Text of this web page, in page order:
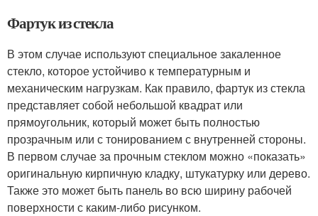
Фартук из стекла
В этом случае используют специальное закаленное
стекло, которое устойчиво к температурным и
механическим нагрузкам. Как правило, фартук из стекла
представляет собой небольшой квадрат или
прямоугольник, который может быть полностью
прозрачным или с тонированием с внутренней стороны.
В первом случае за прочным стеклом можно «показать»
оригинальную кирпичную кладку, штукатурку или дерево.
Также это может быть панель во всю ширину рабочей
поверхности с каким-либо рисунком.